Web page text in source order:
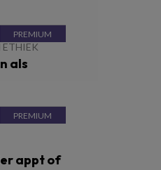
ETHIEK
als
appt of